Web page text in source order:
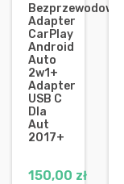
Bezprzewodowy
Adapter
CarPlay
Android
Auto
2w1+
Adapter
USB C
Dla
Aut
2017+
150,00 zł